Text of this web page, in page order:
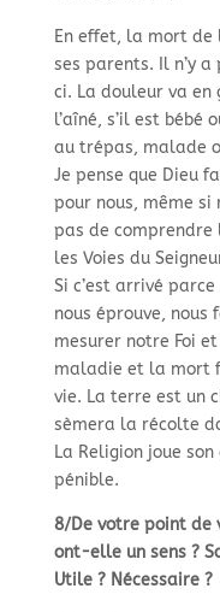
En effet, la mort de
ses parents. Il n’y
ci. La douleur va en
l’aîné, s’il est bébé
au trépas, malade
Je pense que Dieu
pour nous, même
pas de comprendre
les Voies du
Si c’est arrivé
nous éprouve,
mesurer notre Foi
maladie et la mort
vie. La terre est un
sèmera la récolte
La Religion joue
pénible.
8/De votre point de
ont-elle un sens ?
Utile ? Nécessaire ?